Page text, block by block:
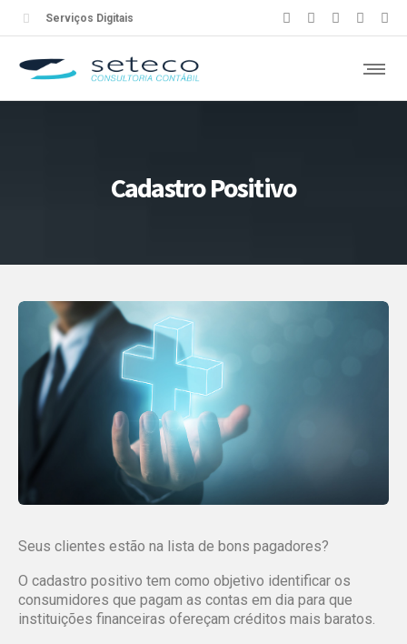
Serviços Digitais
Cadastro Positivo
Seus clientes estão na lista de bons pagadores?
O cadastro positivo tem como objetivo identificar os
consumidores que pagam as contas em dia para que
instituições financeiras ofereçam créditos mais baratos.